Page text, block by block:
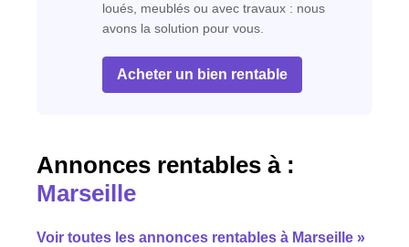
loués, meublés ou avec travaux : nous
avons la solution pour vous.
Acheter un bien rentable
Annonces rentables à :
Marseille
Voir toutes les annonces rentables à Marseille »